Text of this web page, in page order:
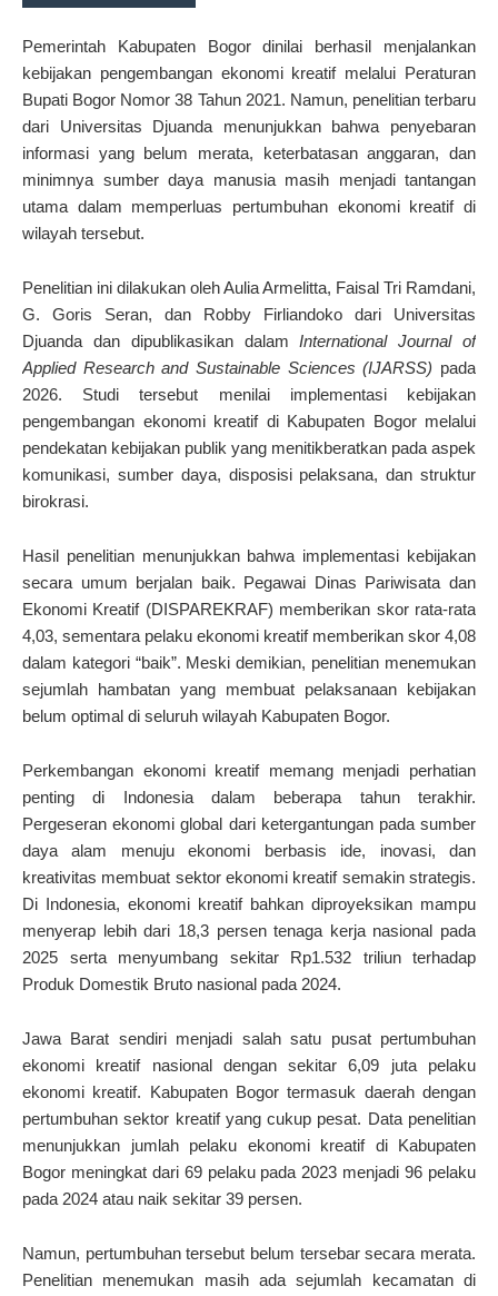
Pemerintah Kabupaten Bogor dinilai berhasil menjalankan
kebijakan pengembangan ekonomi kreatif melalui Peraturan
Bupati Bogor Nomor 38 Tahun 2021. Namun, penelitian terbaru
dari Universitas Djuanda menunjukkan bahwa penyebaran
informasi yang belum merata, keterbatasan anggaran, dan
minimnya sumber daya manusia masih menjadi tantangan
utama dalam memperluas pertumbuhan ekonomi kreatif di
wilayah tersebut.
Penelitian ini dilakukan oleh Aulia Armelitta, Faisal Tri Ramdani,
G. Goris Seran, dan Robby Firliandoko dari Universitas
Djuanda dan dipublikasikan dalamInternational Journal of
Applied Research and Sustainable Sciences (IJARSS) pada
2026. Studi tersebut menilai implementasi kebijakan
pengembangan ekonomi kreatif di Kabupaten Bogor melalui
pendekatan kebijakan publik yang menitikberatkan pada aspek
komunikasi, sumber daya, disposisi pelaksana, dan struktur
birokrasi.
Hasil penelitian menunjukkan bahwa implementasi kebijakan
secara umum berjalan baik. Pegawai Dinas Pariwisata dan
Ekonomi Kreatif (DISPAREKRAF) memberikan skor rata-rata
4,03, sementara pelaku ekonomi kreatif memberikan skor 4,08
dalam kategori “baik”. Meski demikian, penelitian menemukan
sejumlah hambatan yang membuat pelaksanaan kebijakan
belum optimal di seluruh wilayah Kabupaten Bogor.
Perkembangan ekonomi kreatif memang menjadi perhatian
penting di Indonesia dalam beberapa tahun terakhir.
Pergeseran ekonomi global dari ketergantungan pada sumber
daya alam menuju ekonomi berbasis ide, inovasi, dan
kreativitas membuat sektor ekonomi kreatif semakin strategis.
Di Indonesia, ekonomi kreatif bahkan diproyeksikan mampu
menyerap lebih dari 18,3 persen tenaga kerja nasional pada
2025 serta menyumbang sekitar Rp1.532 triliun terhadap
Produk Domestik Bruto nasional pada 2024.
Jawa Barat sendiri menjadi salah satu pusat pertumbuhan
ekonomi kreatif nasional dengan sekitar 6,09 juta pelaku
ekonomi kreatif. Kabupaten Bogor termasuk daerah dengan
pertumbuhan sektor kreatif yang cukup pesat. Data penelitian
menunjukkan jumlah pelaku ekonomi kreatif di Kabupaten
Bogor meningkat dari 69 pelaku pada 2023 menjadi 96 pelaku
pada 2024 atau naik sekitar 39 persen.
Namun, pertumbuhan tersebut belum tersebar secara merata.
Penelitian menemukan masih ada sejumlah kecamatan di